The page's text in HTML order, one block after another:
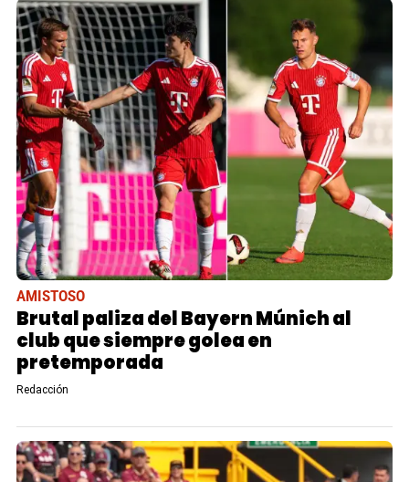
AMISTOSO
Brutal paliza del Bayern Múnich al
club que siempre golea en
pretemporada
Redacción